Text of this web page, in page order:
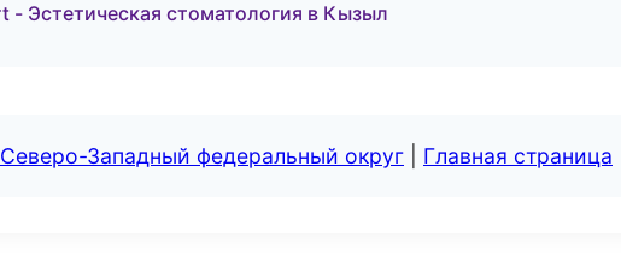
- Эстетическая стоматология в Кызыл
Западный федеральный округ Главная страница